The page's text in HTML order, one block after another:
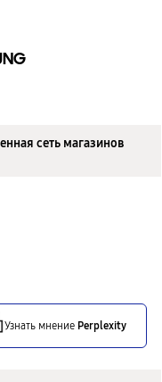
сеть магазинов
Узнать мнение Perplexity